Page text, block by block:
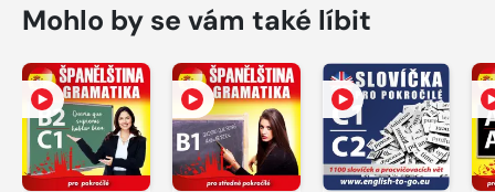
Mohlo by se vám také líbit